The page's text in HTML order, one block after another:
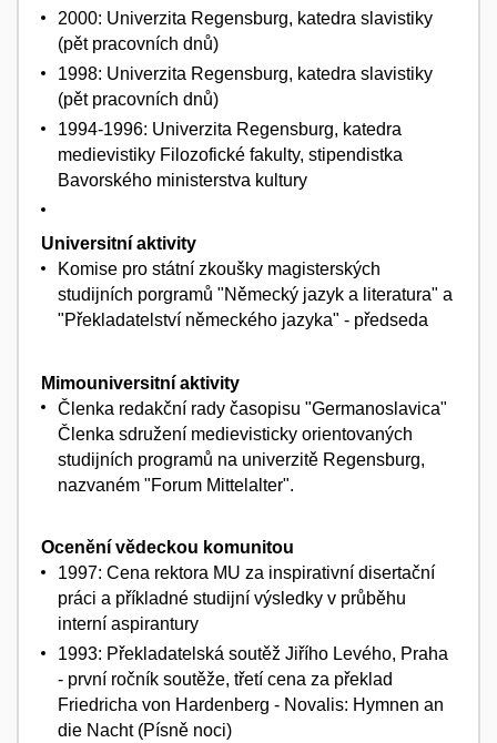
2000: Univerzita Regensburg, katedra slavistiky
(pět pracovních dnů)
1998: Univerzita Regensburg, katedra slavistiky
(pět pracovních dnů)
1994-1996: Univerzita Regensburg, katedra
medievistiky Filozofické fakulty, stipendistka
Bavorského ministerstva kultury
Universitní aktivity
Komise pro státní zkoušky magisterských
studijních porgramů "Německý jazyk a literatura" a
"Překladatelství německého jazyka" - předseda
Mimouniversitní aktivity
Členka redakční rady časopisu "Germanoslavica"
Členka sdružení medievisticky orientovaných
studijních programů na univerzitě Regensburg,
nazvaném "Forum Mittelalter".
Ocenění vědeckou komunitou
1997: Cena rektora MU za inspirativní disertační
práci a příkladné studijní výsledky v průběhu
interní aspirantury
1993: Překladatelská soutěž Jiřího Levého, Praha
- první ročník soutěže, třetí cena za překlad
Friedricha von Hardenberg - Novalis: Hymnen an
die Nacht (Písně noci)